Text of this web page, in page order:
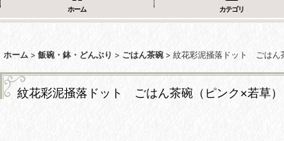
ホーム カテゴリ
ホーム > 飯碗・鉢・どんぶり > ごはん茶碗 > 紋花彩泥掻落ドット ごはん
紋花彩泥掻落ドット ごはん茶碗（ピンク×若草